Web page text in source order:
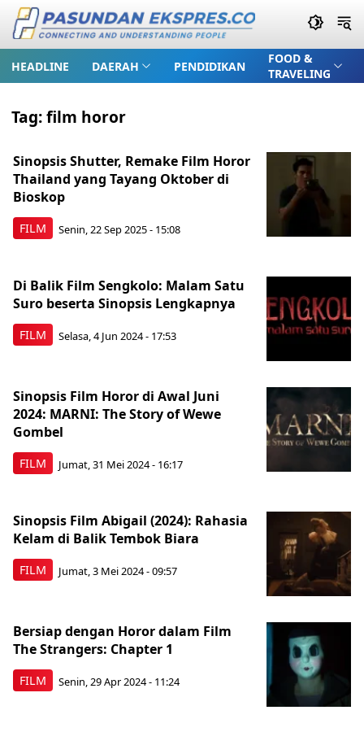
HEADLINE DAERAH PENDIDIKAN
FOOD &
TRAVELING
Tag:film horor
FILM
Sinopsis Shutter, Remake Film Horor
Thailand yang Tayang Oktober di
Bioskop
Senin, 22 Sep 2025 - 15:08
FILM
Di Balik Film Sengkolo: Malam Satu
Suro beserta Sinopsis Lengkapnya
Selasa, 4 Jun 2024 - 17:53
FILM
Sinopsis Film Horor di Awal Juni
2024: MARNI: The Story of Wewe
Gombel
Jumat, 31 Mei 2024 - 16:17
FILM
Sinopsis Film Abigail (2024): Rahasia
Kelam di Balik Tembok Biara
Jumat, 3 Mei 2024 - 09:57
FILM
Bersiap dengan Horor dalam Film
The Strangers: Chapter 1
Senin, 29 Apr 2024 - 11:24